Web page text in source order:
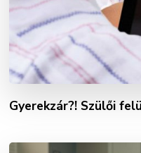
Gyerekzár?! Szülői